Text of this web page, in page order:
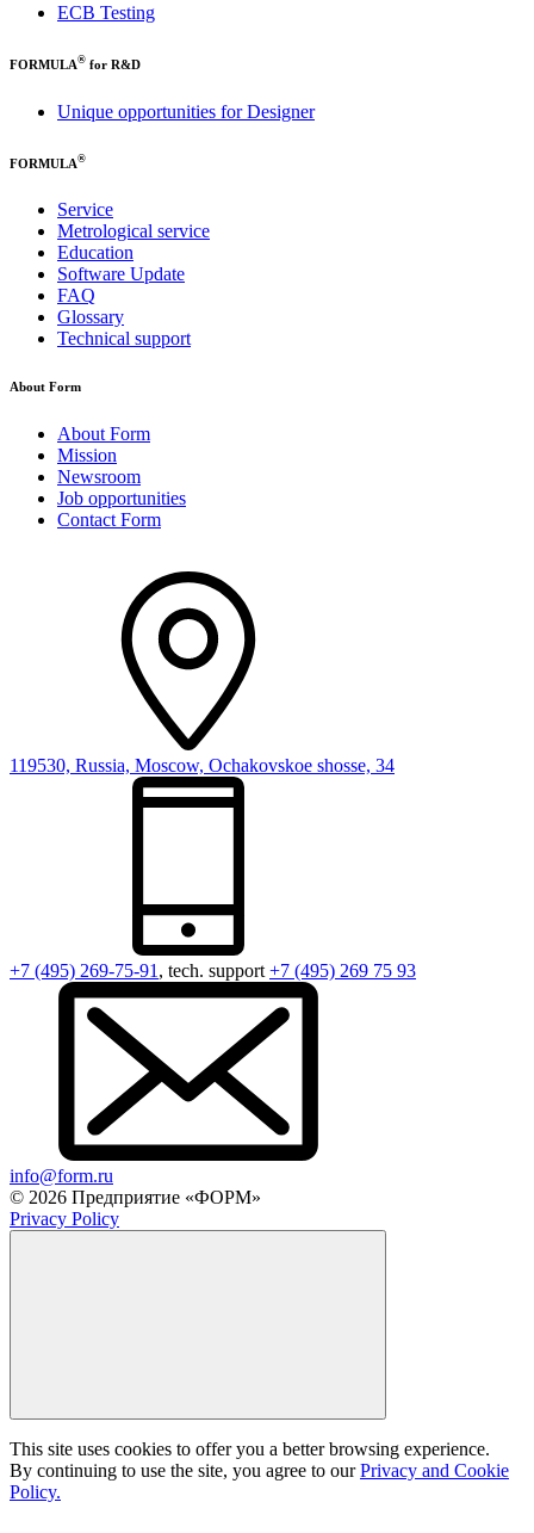
ECB Testing
FORMULA® for R&D
Unique opportunities for Designer
FORMULA®
Service
Metrological service
Education
Software Update
FAQ
Glossary
Technical support
About Form
About Form
Mission
Newsroom
Job opportunities
Contact Form
119530, Russia, Moscow, Ochakovskoe shosse, 34
+7 (495) 269-75-91 , tech. support +7 (495) 269 75 93
info@form.ru
© 2026 Предприятие «ФОРМ»
Privacy Policy
This site uses cookies to offer you a better browsing experience.
By continuing to use the site, you agree to ourPrivacy and Cookie
Policy.